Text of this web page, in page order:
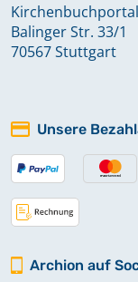
Balinger Str. 33/1
70567 Stuttgart
Unsere
Archion auf